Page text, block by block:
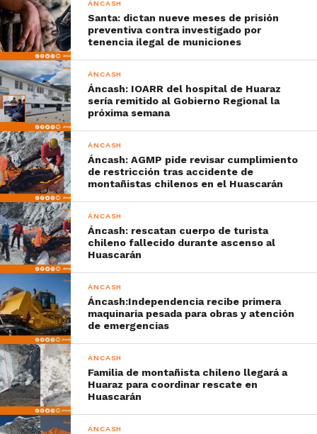
ÁNCASH
Santa: dictan nueve meses de prisión
preventiva contra investigado por
tenencia ilegal de municiones
ÁNCASH
Áncash: IOARR del hospital de Huaraz
sería remitido al Gobierno Regional la
próxima semana
ÁNCASH
Áncash: AGMP pide revisar cumplimiento
de restricción tras accidente de
montañistas chilenos en el Huascarán
ÁNCASH
Áncash: rescatan cuerpo de turista
chileno fallecido durante ascenso al
Huascarán
ÁNCASH
Áncash:Independencia recibe primera
maquinaria pesada para obras y atención
de emergencias
ÁNCASH
Familia de montañista chileno llegará a
Huaraz para coordinar rescate en
Huascarán
ÁNCASH